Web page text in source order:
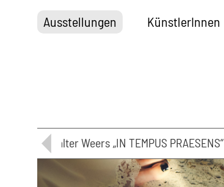
Ausstellungen KünstlerInnen
Walter Weers „IN TEMPUS PRAESENS“